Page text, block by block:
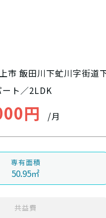
市 飯田川下虻川字街道
ート／2LDK
円 /月
専有面積
50.95㎡
共益費